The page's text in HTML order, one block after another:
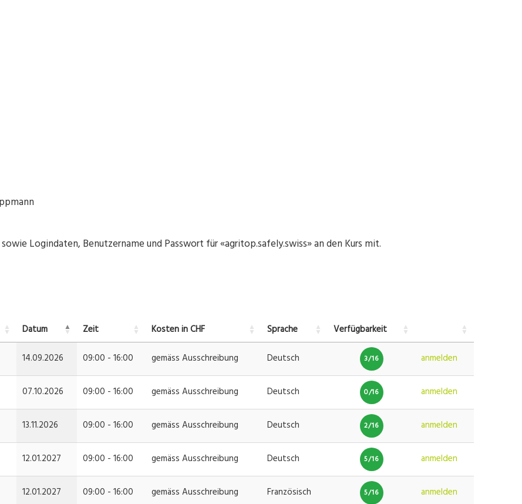
Logindaten, Benutzername und Passwort für «agritop.safely.swiss» an den Kurs mit.
Datum Zeit Kosten in CHF Sprache Verfügbarkeit
14.09.2026 09:00 - 16:00 gemäss Ausschreibung Deutsch 3/16 anmelden
07.10.2026 09:00 - 16:00 gemäss Ausschreibung Deutsch 0/16 anmelden
13.11.2026 09:00 - 16:00 gemäss Ausschreibung Deutsch 2/16 anmelden
12.01.2027 09:00 - 16:00 gemäss Ausschreibung Deutsch 5/16 anmelden
12.01.2027 09:00 - 16:00 gemäss Ausschreibung Französisch 5/16 anmelden